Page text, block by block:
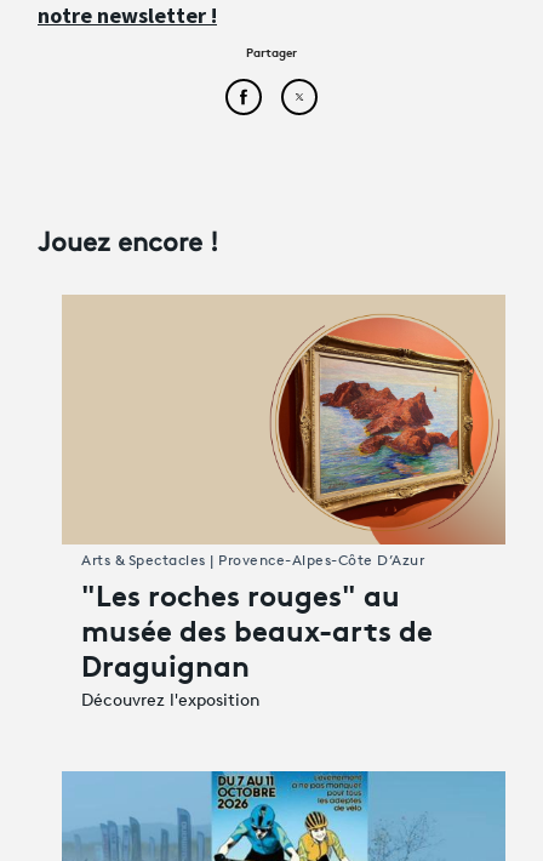
notre newsletter !
Partager
Partager cet article sur
Partager cet article sur
Jouez encore !
"Les roches rouges" au
musée des beaux-arts de
Draguignan
Découvrez l'exposition
Arts & Spectacles | Provence-Alpes-Côte D’Azur